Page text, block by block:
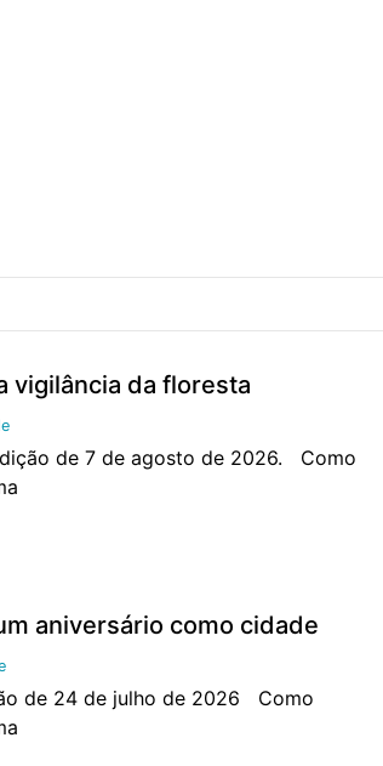
vigilância da floresta
de 7 de agosto de 2026. Como
aniversário como cidade
de 24 de julho de 2026 Como